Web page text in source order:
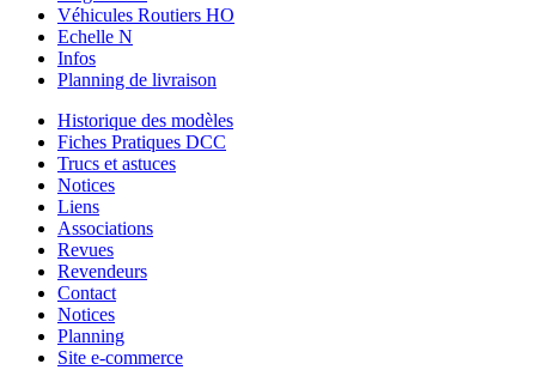
Véhicules Routiers HO
Echelle N
Infos
Planning de livraison
Historique des modèles
Fiches Pratiques DCC
Trucs et astuces
Notices
Liens
Associations
Revues
Revendeurs
Contact
Notices
Planning
Site e-commerce